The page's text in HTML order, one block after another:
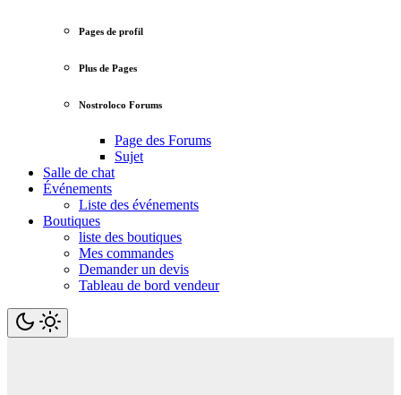
Pages de profil
Plus de Pages
Nostroloco Forums
Page des Forums
Sujet
Salle de chat
Événements
Liste des événements
Boutiques
liste des boutiques
Mes commandes
Demander un devis
Tableau de bord vendeur